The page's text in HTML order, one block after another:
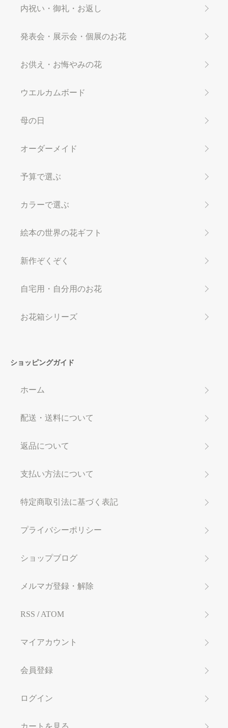
内祝い・御礼・お返し
発表会・展示会・個展のお花
お供え・お悔やみの花
ウエルカムボード
母の日
オーダーメイド
予算で選ぶ
カラーで選ぶ
絵本の世界の花ギフト
新作ぞくぞく
自宅用・自分用のお花
お花箱シリーズ
ショッピングガイド
ホーム
配送・送料について
返品について
支払い方法について
特定商取引法に基づく表記
プライバシーポリシー
ショップブログ
メルマガ登録・解除
RSS /ATOM
マイアカウント
会員登録
ログイン